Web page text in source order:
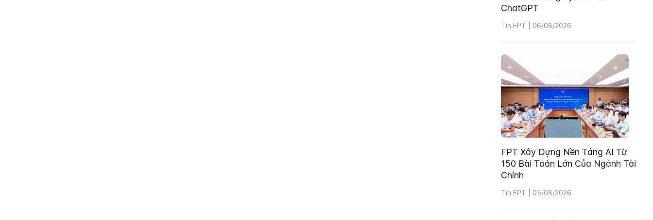
ChatGPT
Tin FPT | 06/08/2026
FPT Xây Dựng Nền Tảng AI Từ
150 Bài Toán Lớn Của Ngành Tài
Chính
Tin FPT | 05/08/2026